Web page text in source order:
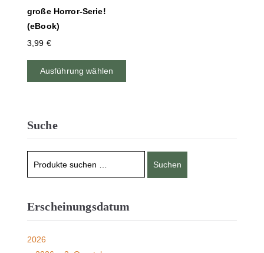
große Horror-Serie!
(eBook)
3,99 €
Ausführung wählen
Suche
Suchen
Erscheinungsdatum
2026